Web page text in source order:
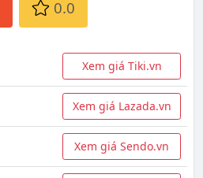
0.0
Xem giá Tiki.vn
Xem giá Lazada.vn
Xem giá Sendo.vn